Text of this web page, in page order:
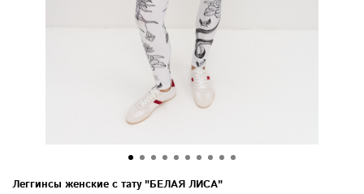
Леггинсы женские с тату "БЕЛАЯ ЛИСА"